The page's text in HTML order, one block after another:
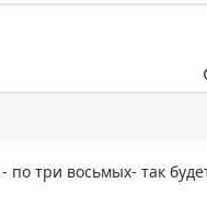
три восьмых- так